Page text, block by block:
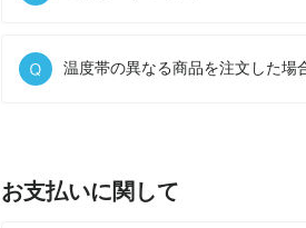
温度帯の異なる商品を注文した場
お支払いに関して